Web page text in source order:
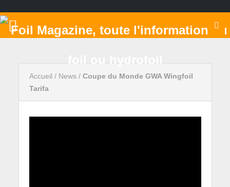
Accueil / News/ Coupe du Monde GWA Wingfoil
Tarifa